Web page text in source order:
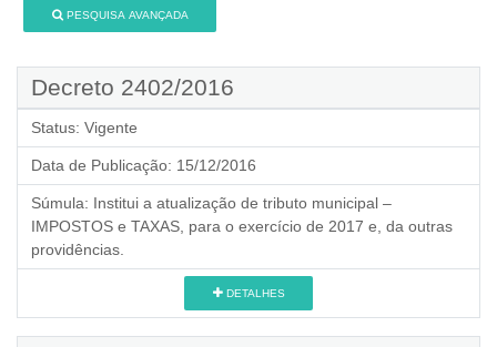
PESQUISA AVANÇADA
Decreto 2402/2016
Status: Vigente
Data de Publicação: 15/12/2016
Súmula: Institui a atualização de tributo municipal –
IMPOSTOS e TAXAS, para o exercício de 2017 e, da outras
providências.
DETALHES